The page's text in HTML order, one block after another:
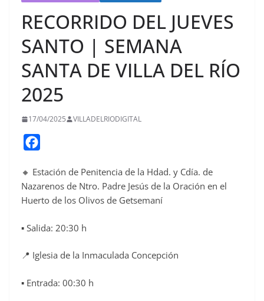
RECORRIDO DEL JUEVES
SANTO | SEMANA
SANTA DE VILLA DEL RÍO
2025
17/04/2025 VILLADELRIODIGITAL
c
e
o
k
🔸 Estación de Penitencia de la Hdad. y Cdía. de
Nazarenos de Ntro. Padre Jesús de la Oración en el
Huerto de los Olivos de Getsemaní
▪️ Salida: 20:30 h
📍 Iglesia de la Inmaculada Concepción
▪️ Entrada: 00:30 h